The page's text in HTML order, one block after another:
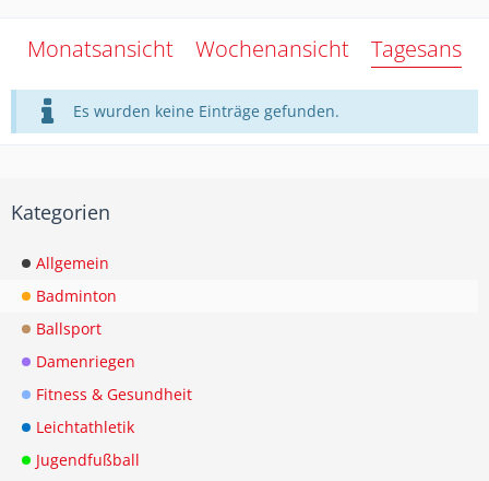
Monatsansicht Wochenansicht
Es wurden keine Einträge gefunden.
Kategorien
Allgemein
Badminton
Ballsport
Damenriegen
Fitness & Gesundheit
Leichtathletik
Jugendfußball